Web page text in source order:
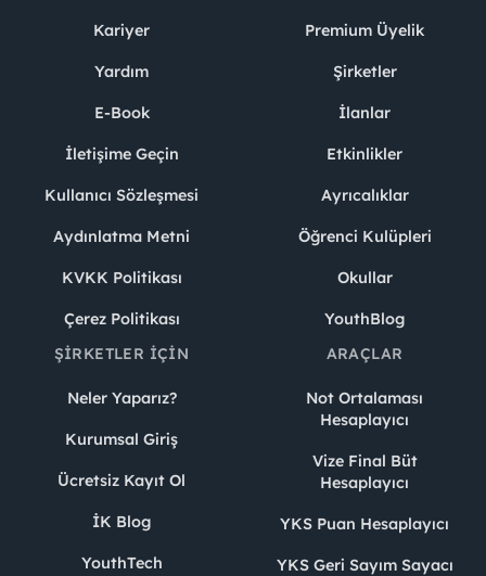
Kariyer
Yardım
E-Book
İletişime Geçin
Kullanıcı Sözleşmesi
Aydınlatma Metni
KVKK Politikası
Çerez Politikası
Premium Üyelik
Şirketler
İlanlar
Etkinlikler
Ayrıcalıklar
Öğrenci Kulüpleri
Okullar
YouthBlog
ŞIRKETLER İÇIN
Neler Yaparız?
Kurumsal Giriş
Ücretsiz Kayıt Ol
İK Blog
YouthTech
ARAÇLAR
Not Ortalaması
Hesaplayıcı
Vize Final Büt
Hesaplayıcı
YKS Puan Hesaplayıcı
YKS Geri Sayım Sayacı